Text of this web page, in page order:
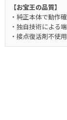
【お宝王の品質】
・純正本体で動作
・独自技術による
・接点復活剤不使